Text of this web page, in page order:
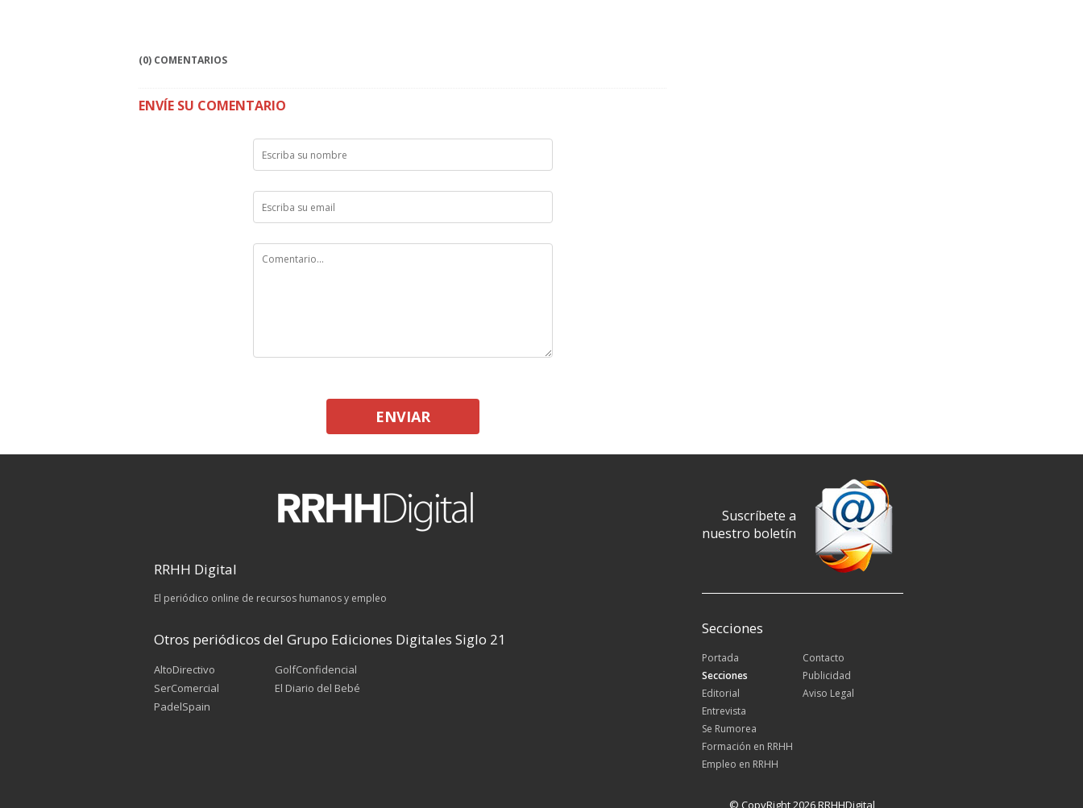
(0) COMENTARIOS
ENVÍE SU COMENTARIO
ENVIAR
RRHH Digital
El periódico online de recursos humanos y empleo
Otros periódicos del Grupo Ediciones Digitales Siglo 21
AltoDirectivo
SerComercial
PadelSpain
GolfConfidencial
El Diario del Bebé
Suscríbete a
nuestro boletín
Secciones
Portada
Secciones
Editorial
Entrevista
Se Rumorea
Formación en RRHH
Empleo en RRHH
Contacto
Publicidad
Aviso Legal
© CopyRight 2026 RRHHDigital